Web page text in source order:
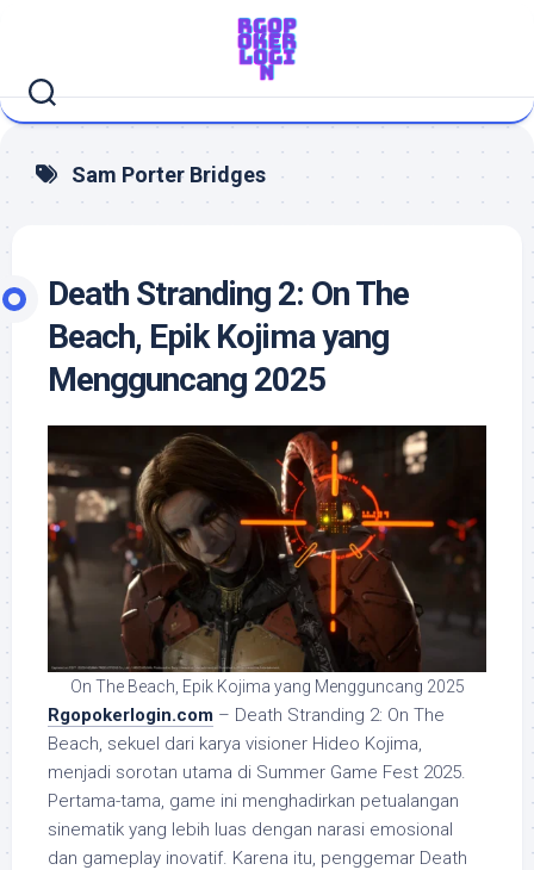
Sam Porter Bridges
Death Stranding 2: On The
Beach, Epik Kojima yang
Mengguncang 2025
On The Beach, Epik Kojima yang Mengguncang 2025
Rgopokerlogin.com – Death Stranding 2: On The
Beach, sekuel dari karya visioner Hideo Kojima,
menjadi sorotan utama di Summer Game Fest 2025.
Pertama-tama, game ini menghadirkan petualangan
sinematik yang lebih luas dengan narasi emosional
dan gameplay inovatif. Karena itu, penggemar Death